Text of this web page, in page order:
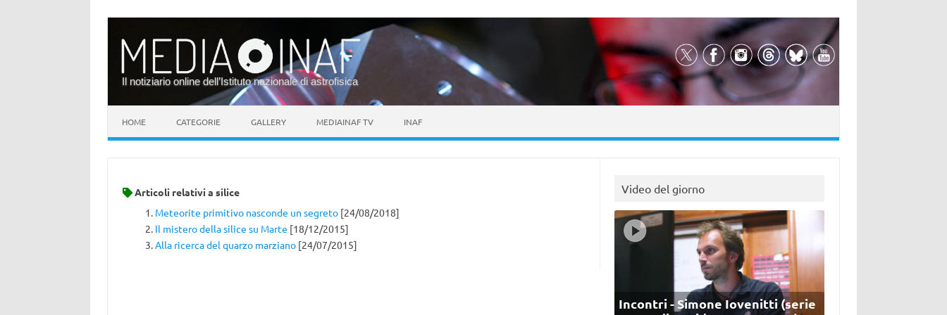
Il notiziario online dell’Istituto nazionale di astrofisica
HOME CATEGORIE GALLERY MEDIAINAF TV INAF
Articoli relativi a silice
Meteorite primitivo nasconde un segreto[24/08/2018]
Il mistero della silice su Marte [18/12/2015]
Alla ricerca del quarzo marziano[24/07/2015]
Video del giorno
Incontri - Simone Iovenitti (serie